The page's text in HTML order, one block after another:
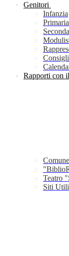
Genitori
Infanzia
Primaria
Rapporti con
Teatro
Siti Utili